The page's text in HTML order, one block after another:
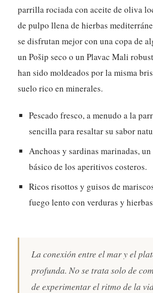
parrilla rociada con aceite de oliva
de pulpo llena de hierbas
se disfrutan mejor con una copa de
un Pošip seco o un Plavac Mali
han sido moldeados por la misma
suelo rico en minerales.
Pescado fresco, a menudo a la
sencilla para resaltar su sabor
Anchoas y sardinas marinadas,
básico de los aperitivos costeros.
Ricos risottos y guisos de
fuego lento con verduras y
La conexión entre el mar y el
profunda. No se trata solo de
de experimentar el ritmo de la